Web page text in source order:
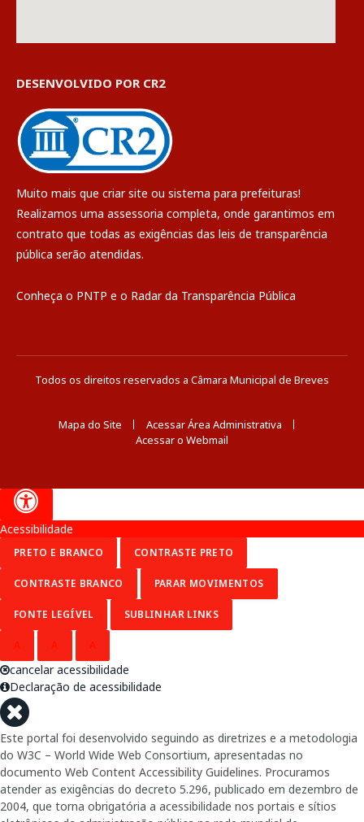
DESENVOLVIDO POR CR2
Muito mais que criar site ou sistema para prefeituras!
Realizamos uma assessoria completa, onde garantimos em
contrato que todas as exigências das leis de transparência
pública serão atendidas.
Conheça o PNTP e o Radar da Transparência Pública
Todos os direitos reservados a Câmara Municipal de Breves
Mapa do Site
Acessar Área Administrativa
Acessar o Webmail
Acessibilidade
PRETO E BRANCO CONTRASTE PRETO
CONTRASTE BRANCO PARAR MOVIMENTOS
FONTE LEGÍVEL SUBLINHAR LINKS
cancelar acessibilidade
Declaração de acessibilidade
Este portal foi desenvolvido seguindo as diretrizes e a metodologia
do W3C – World Wide Web Consortium, apresentadas no
documento Web Content Accessibility Guidelines. Procuramos
atender as exigências do decreto 5.296, publicado em dezembro de
2004, que torna obrigatória a acessibilidade nos portais e sítios